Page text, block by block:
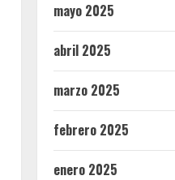
mayo 2025
abril 2025
marzo 2025
febrero 2025
enero 2025